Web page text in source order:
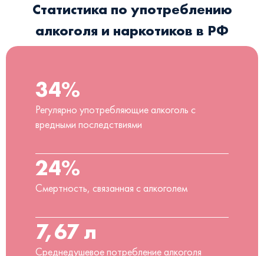
Статистика по употреблению
алкоголя и наркотиков в РФ
34%
Регулярно употребляющие алкоголь с
вредными последствиями
24%
Смертность, связанная с алкоголем
7,67 л
Среднедушевое потребление алкоголя